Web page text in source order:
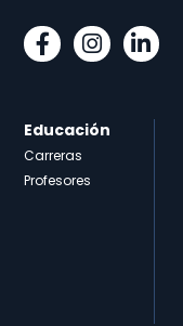
Educación
Carreras
Profesores